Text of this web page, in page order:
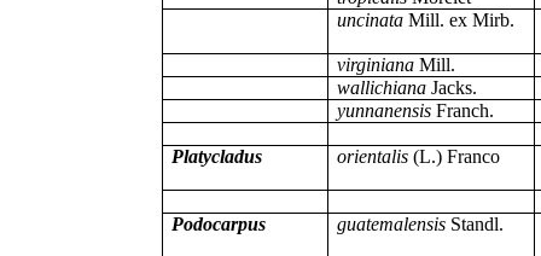
uncinataMill. ex Mirb.
virginianaMill.
wallichianaJacks.
yunnanensisFranch.
Platycladus orientalis(L.) Franco
Podocarpus guatemalensisStandl.